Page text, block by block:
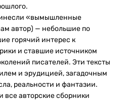
«вымышленные
автор) — небольшие по
горячий интерес к
и ставшие источником
писателей. Эти тексты
и эрудицией, загадочным
реальности и фантазии.
авторские сборники